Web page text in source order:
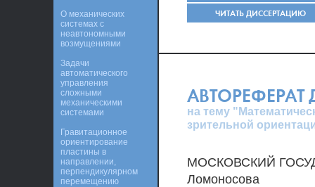
ЧИТАТЬ ДИССЕРТАЦИЮ
АВТОРЕФЕРАТ
на тему
зрительной
МОСКОВСКИЙ
Ломоносова
О механических
системах с
неавтономными
возмущениями
Задачи
автоматического
управления
сложными
механическими
системами
Гравитационное
ориентирование
пластины в
направлении,
перпендикулярном
перемещению